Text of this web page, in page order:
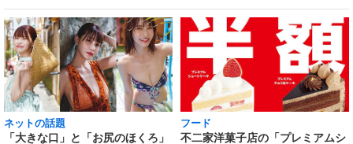
ネットの話題
「大きな口」と「お尻のほくろ」
フード
不二家洋菓子店の「プレミアムシ